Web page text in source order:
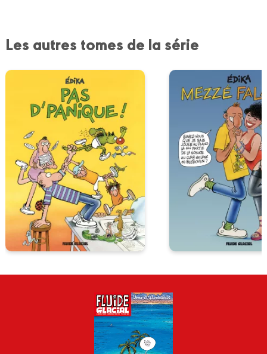
Les autres tomes de la série